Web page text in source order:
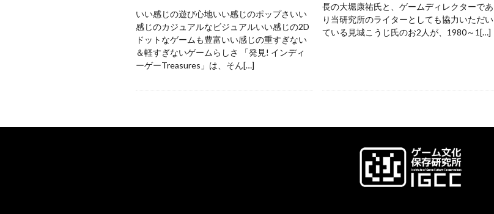
いい感じの遊び心地いい感じのポップさいい
感じのカジュアルなビジュアルいい感じの2D
ドットなゲームも豊富いい感じの重すぎない
＆軽すぎないゲームらしさ 「発見! インディ
ーゲーTreasures」は、そん[…]
長の大堀康祐氏と、ゲームディレクターであ
り当研究所のライターとしても協力いただい
ている見城こうじ氏のお2人が、1980～1[…]